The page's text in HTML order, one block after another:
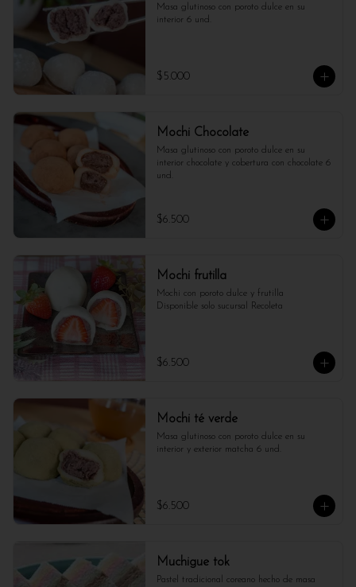
Masa glutinoso con poroto dulce en su
interior 6 und.
$5.000
Mochi Chocolate
Masa glutinoso con poroto dulce en su
interior chocolate y cobertura con chocolate 6
und.
$6.500
Mochi frutilla
Mochi con poroto dulce y frutilla
Disponible solo sucursal Recoleta
$6.500
Mochi té verde
Masa glutinoso con poroto dulce en su
interior y exterior matcha 6 und.
$6.500
Muchigue tok
Pastel tradicional coreano hecho de masa